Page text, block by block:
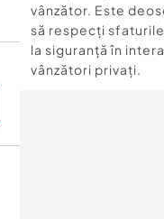
vânzător. Este
să respecți
la siguranță în
vânzători privați.